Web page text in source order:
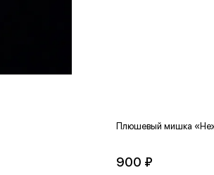
Плюшевый мишка
900 ₽